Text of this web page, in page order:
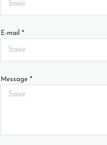
E-mail *
Message *